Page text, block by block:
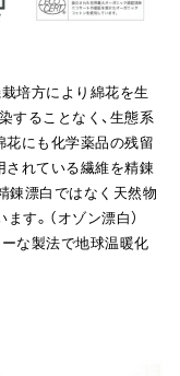
培方により綿花を生
することなく、生態系
花にも化学薬品の残留
されている繊維を精錬
錬漂白ではなく天然物
ます。（オゾン漂白）
な製法で地球温暖化